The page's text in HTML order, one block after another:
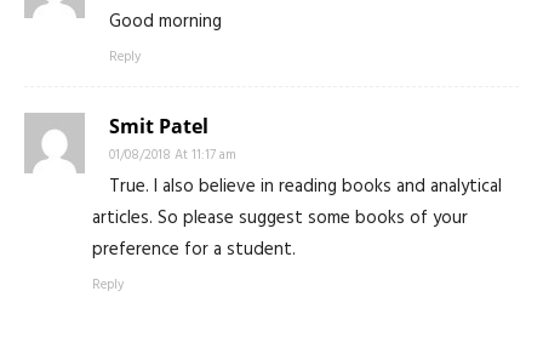
Good morning
Reply
Smit Patel
01/08/2018 At 11:17 am
True. I also believe in reading books and analytical
articles. So please suggest some books of your
preference for a student.
Reply